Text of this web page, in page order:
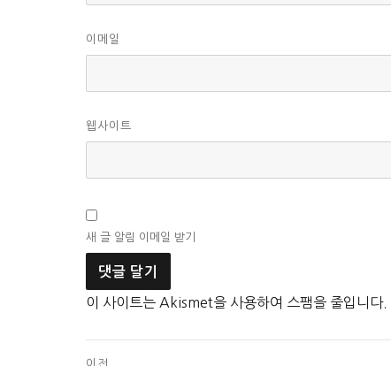
이메일
웹사이트
새 글 알림 이메일 받기
이 사이트는 Akismet을 사용하여 스팸을 줄입니다.
글